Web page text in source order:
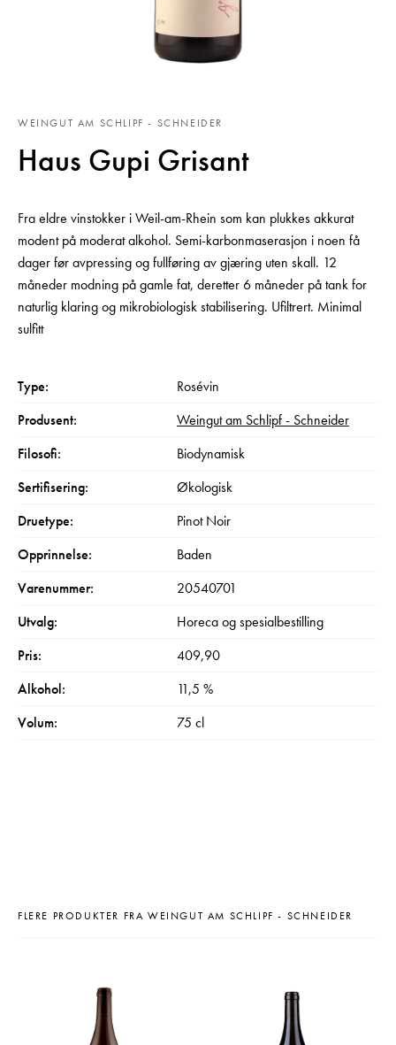
WEINGUT AM SCHLIPF - SCHNEIDER
Haus Gupi Grisant
Fra eldre vinstokker i Weil-am-Rhein som kan plukkes akkurat
modent på moderat alkohol. Semi-karbonmaserasjon i noen få
dager før avpressing og fullføring av gjæring uten skall. 12
måneder modning på gamle fat, deretter 6 måneder på tank for
naturlig klaring og mikrobiologisk stabilisering. Ufiltrert. Minimal
sulfitt
Type:
Rosévin
Produsent:
Weingut am Schlipf - Schneider
Filosofi:
Biodynamisk
Sertifisering:
Økologisk
Druetype:
Pinot Noir
Opprinnelse:
Baden
Varenummer:
20540701
Utvalg:
Horeca og spesialbestilling
Pris:
409,90
Alkohol:
11,5 %
Volum:
75 cl
FLERE PRODUKTER FRA WEINGUT AM SCHLIPF - SCHNEIDER